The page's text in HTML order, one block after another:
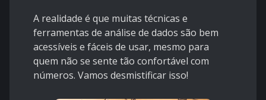
A realidade é que muitas técnicas e
ferramentas de análise de dados são bem
acessíveis e fáceis de usar, mesmo para
quem não se sente tão confortável com
números. Vamos desmistificar isso!